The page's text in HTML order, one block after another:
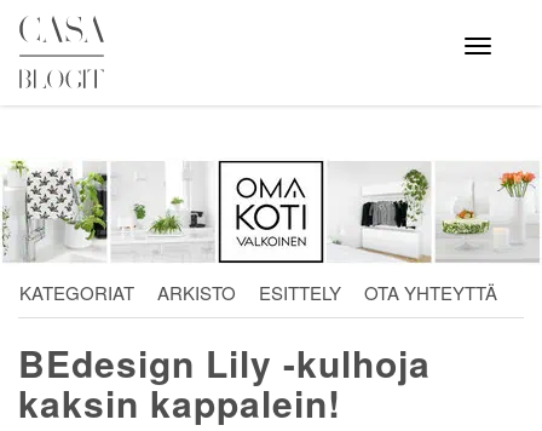
Skip
content
Avaa
valikko
KATEGORIAT ARKISTO ESITTELY OTA YHTEYTTÄ
BEdesign Lily -kulhoja
kaksin kappalein!